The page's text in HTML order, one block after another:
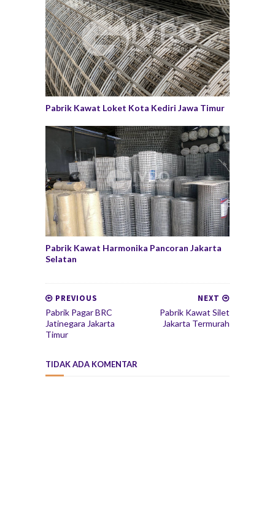
Pabrik Kawat Loket Kota Kediri Jawa Timur
Pabrik Kawat Harmonika Pancoran Jakarta
Selatan
NEXT
Pabrik Kawat Silet
Jakarta Termurah
PREVIOUS
Pabrik Pagar BRC
Jatinegara Jakarta
Timur
TIDAK ADA KOMENTAR